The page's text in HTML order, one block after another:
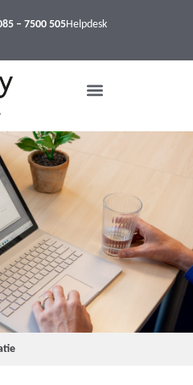
– 7500 505Helpdesk